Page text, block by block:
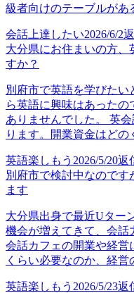
級者向けのテーブルがあ
会話上達したい2026/6/2
大分県にお住まいの方
すか？
別府市で英語を学びた
ら英語に興味はあった
ありませんでした。 英
ります。開業資金はどの
英語楽しもう 2026/5/20返
別府市で検討中なので
ます
大分県出身で最近Uター
機会が増えてきて、会話
会話カフェの開業や経営
くらい必要なのか、経営
英語楽しもう 2026/5/23返